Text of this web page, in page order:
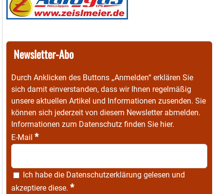
Newsletter-Abo
Durch Anklicken des Buttons „Anmelden“ erklären Sie
sich damit einverstanden, dass wir Ihnen regelmäßig
unsere aktuellen Artikel und Informationen zusenden. Sie
können sich jederzeit von diesem Newsletter abmelden.
Informationen zum Datenschutz finden Sie hier.
E-Mail *
Ich habe die Datenschutzerklärung gelesen und
akzeptiere diese. *